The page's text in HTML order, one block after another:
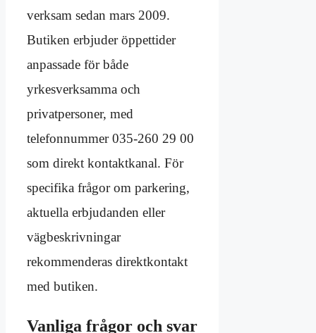
verksam sedan mars 2009.
Butiken erbjuder öppettider
anpassade för både
yrkesverksamma och
privatpersoner, med
telefonnummer 035-260 29 00
som direkt kontaktkanal. För
specifika frågor om parkering,
aktuella erbjudanden eller
vägbeskrivningar
rekommenderas direktkontakt
med butiken.
Vanliga frågor och svar